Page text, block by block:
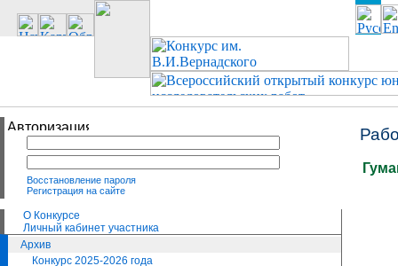
Восстановление пароля
Регистрация на сайте
О Конкурсе
Личный кабинет участника
Архив
Конкурс 2025-2026 года